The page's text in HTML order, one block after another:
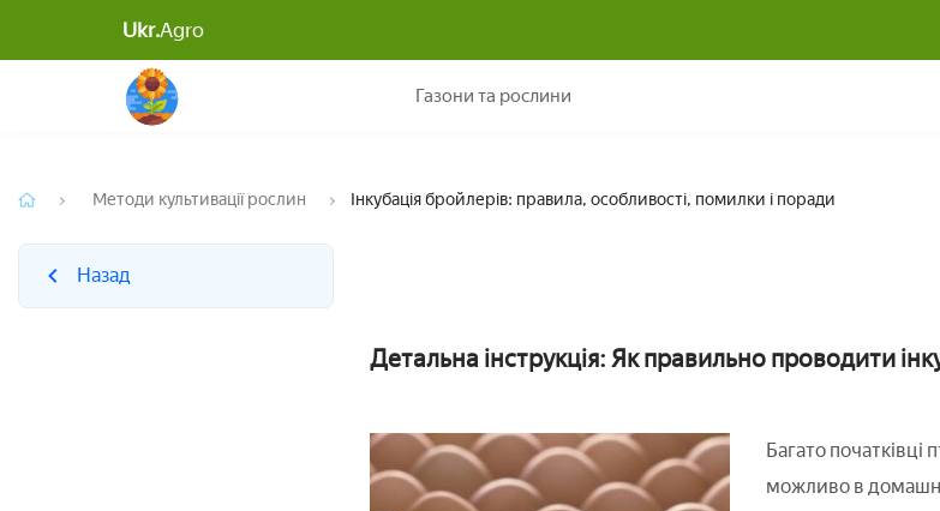
Ukr.Agro
Газони та рослини
Назад
Методи культивації рослин Інкубація бройлерів: правила, особливості, помилки і поради
Назад
Детальна інструкція: Як правильно проводити
Багато початківці
можливо в